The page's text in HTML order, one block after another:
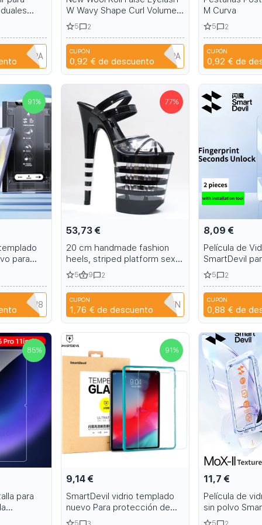
W Wavy Shape Curl Volume
Eyelash Extension Fluffy Soft
Full DIY 3D 5D Cat Eye Lash
Extension
5 2
CUPÓN
0,92 € de descuentoA6R1B6EH1PPA
M Curva
5 2
CUPÓN
0,92 € de
91 %
para
S25
77%
53,73 €
20 cm handmade fashion
heels, striped platform sexy
dancer shoes 8 inch Roman
high-heeled summer sandals
5 9 2
CUPÓN
1,76 € de descuento
T9TRTFBTWTZN
8,09 €
Película de
SmartDevil
HD Protector
Privacidad
2Pcs K80 K80
5 2
CUPÓN
0,88 € de
85%
para
91 %
9,14 €
SmartDevil vidrio templado
nuevo Para protección de
pantalla de pulgadas de iPad
5
11,7 €
Película de
sin polvo
iPhone Pro
5